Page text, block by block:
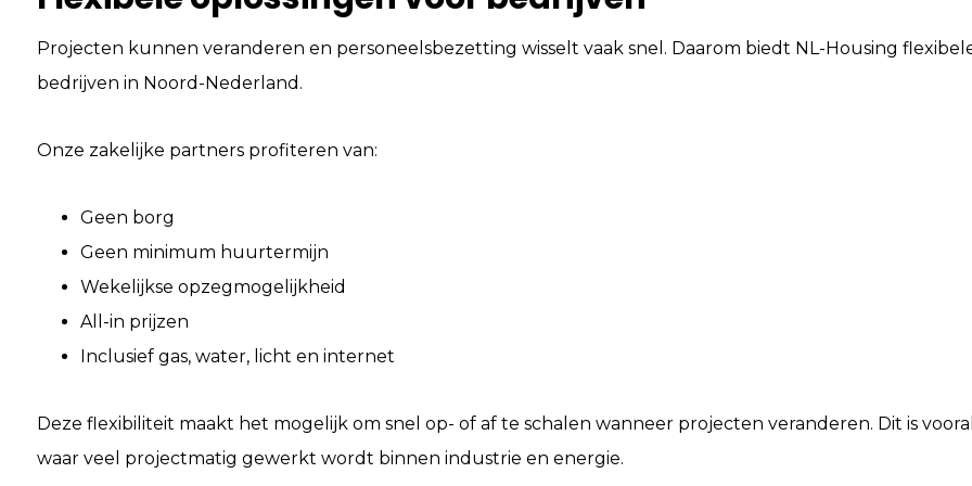
Projecten kunnen veranderen en personeelsbezetting wisselt vaak snel. Daarom biedt NL-Housing
bedrijven in Noord-Nederland.
Onze zakelijke partners profiteren van:
Geen borg
Geen minimum huurtermijn
Wekelijkse opzegmogelijkheid
All-in prijzen
Inclusief gas, water, licht en internet
Deze flexibiliteit maakt het mogelijk om snel op- of af te schalen wanneer projecten veranderen. Dit is
waar veel projectmatig gewerkt wordt binnen industrie en energie.